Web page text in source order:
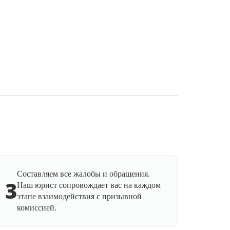
3
Составляем все жалобы и обращения.
Наш юрист сопровождает вас на каждом
этапе взаимодействия с призывной
комиссией.